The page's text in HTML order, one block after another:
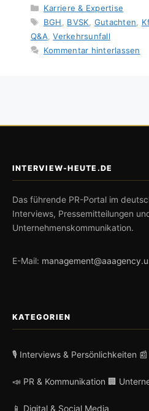
Kategorien
Karriere & Expertise
Schlagwörter
BGH BVSK Gutachten
Q&A ,Verkehrsunfall
Kommentar hinterlassen
INTERVIEW-HEUTE.DE
Das führende PR-Portal im
Interviews, Pressemitteilungen
Unternehmenskommunikation.
E-Mail:
KATEGORIEN
🎙️ Interviews & Persönlichkeiten
📣 PR & Kommunikation 🏢
📱 Digital & Social Media